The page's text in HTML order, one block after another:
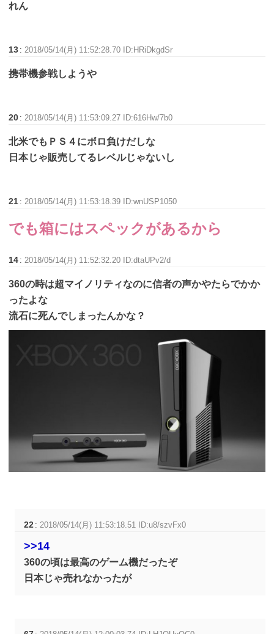
れん
13 :2018/05/14(月) 11:52:28.70 ID:HRiDkgdSr
携帯機参戦しようや
20 :2018/05/14(月) 11:53:09.27 ID:616Hw/7b0
北米でもＰＳ４にボロ負けだしな
日本じゃ販売してるレベルじゃないし
21 :2018/05/14(月) 11:53:18.39 ID:wnUSP1050
でも箱にはスペックがあるから
14 :2018/05/14(月) 11:52:32.20 ID:dtaUPv2/d
360の時は超マイノリティなのに信者の声かやたらでかか
ったよな
流石に死んでしまったんかな？
22 :2018/05/14(月) 11:53:18.51 ID:u8/szvFx0
>>14
360の頃は最高のゲーム機だったぞ
日本じゃ売れなかったが